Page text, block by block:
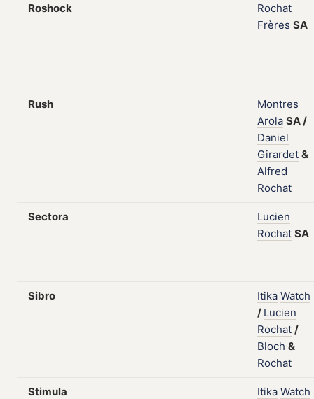
Roshock
Rochat
Frères SA
Rush
Montres
Arola SA/
Daniel
Girardet &
Alfred
Rochat
Sectora
Lucien
Rochat SA
Sibro Itika Watch
/ Lucien
Rochat /
Bloch &
Rochat
Stimula Itika Watch